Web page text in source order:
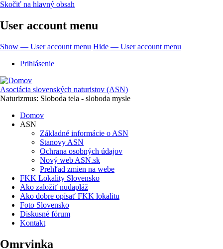
Skočiť na hlavný obsah
User account menu
Show — User account menu Hide — User account menu
Prihlásenie
Asociácia slovenských naturistov (ASN)
Naturizmus: Sloboda tela - sloboda mysle
Domov
ASN
Základné informácie o ASN
Stanovy ASN
Ochrana osobných údajov
Nový web ASN.sk
Prehľad zmien na webe
FKK Lokality Slovensko
Ako založiť nudapláž
Ako dobre opísať FKK lokalitu
Foto Slovensko
Diskusné fórum
Kontakt
Omrvinka